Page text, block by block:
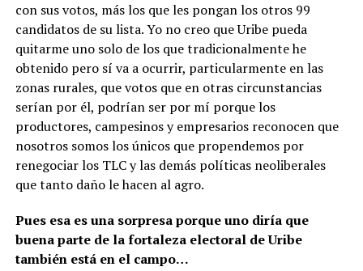
con sus votos, más los que les pongan los otros 99
candidatos de su lista. Yo no creo que Uribe pueda
quitarme uno solo de los que tradicionalmente he
obtenido pero sí va a ocurrir, particularmente en las
zonas rurales, que votos que en otras circunstancias
serían por él, podrían ser por mí porque los
productores, campesinos y empresarios reconocen que
nosotros somos los únicos que propendemos por
renegociar los TLC y las demás políticas neoliberales
que tanto daño le hacen al agro.
Pues esa es una sorpresa porque uno diría que
buena parte de la fortaleza electoral de Uribe
también está en el campo…